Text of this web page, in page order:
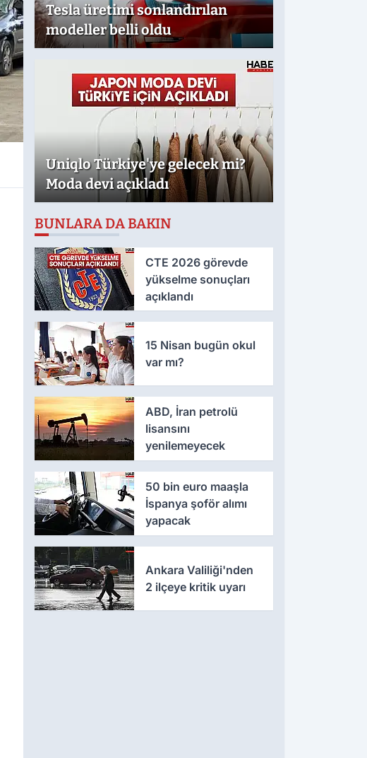
Tesla üretimi sonlandırılan
modeller belli oldu
Uniqlo Türkiye'ye gelecek mi?
Moda devi açıkladı
BUNLARA DA BAKIN
CTE 2026 görevde
yükselme sonuçları
açıklandı
15 Nisan bugün okul
var mı?
ABD, İran petrolü
lisansını
yenilemeyecek
50 bin euro maaşla
İspanya şoför alımı
yapacak
Ankara Valiliği'nden
2 ilçeye kritik uyarı